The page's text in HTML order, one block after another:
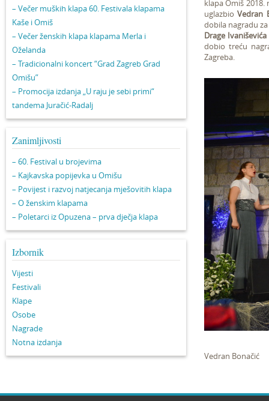
– Večer muških klapa 60. Festivala klapama
Kaše i Omiš
– Večer ženskih klapa klapama Merla i
Oželanda
– Tradicionalni koncert “Grad Zagreb Grad
Omišu”
– Promocija izdanja „U raju je sebi primi“
tandema Juračić-Radalj
Zanimljivosti
– 60. Festival u brojevima
– Kajkavska popijevka u Omišu
– Povijest i razvoj natjecanja mješovitih klapa
– O ženskim klapama
– Poletarci iz Opuzena – prva dječja klapa
Izbornik
Vijesti
Festivali
Klape
Osobe
Nagrade
Notna izdanja
klapa Omiš 2018.
uglazbioVedran
dobila nagradu
Drage Ivaniševića
dobio treću
Zagreba.
Vedran Bonačić